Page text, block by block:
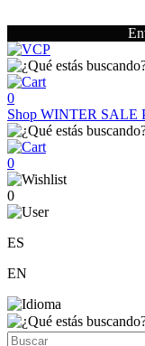
0
Shop WINTER SALE
0
0
ES
EN